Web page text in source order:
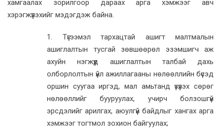
хамгаалах зорилгоор дараах арга хэмжээг авч
хэрэгжүүлэхийг мэдэгдэж байна.
1. Түгээмэл тархацтай ашигт малтмалын
ашиглалтын тусгай зөвшөөрөл эзэмшигч аж
ахуйн нэгжүүд ашиглалтын талбай дахь
олборлолтын үйл ажиллагааны нөлөөллийн бүсэд
оршин суугаа иргэд, мал амьтанд үзүүлэх сөрөг
нөлөөллийг бууруулах, учирч болзошгүй
эрсдэлийг арилгах, аюулгүй байдлыг хангах арга
хэмжээг тогтмол зохион байгуулах;